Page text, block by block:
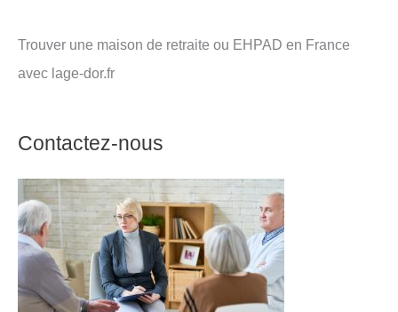
Trouver une maison de retraite ou EHPAD en France
avec lage-dor.fr
Contactez-nous